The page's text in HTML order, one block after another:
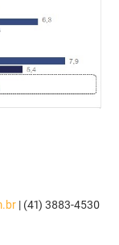
| (41) 3883-4530